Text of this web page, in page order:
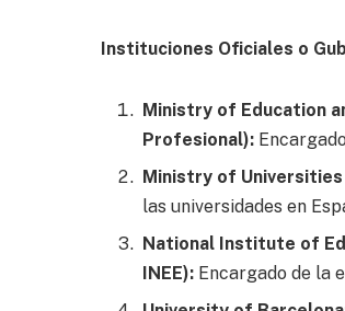
Instituciones Oficiales o
Ministry of Education
Profesional):
Ministry of
las universidades en
National Institute of
INEE): Encargado de la